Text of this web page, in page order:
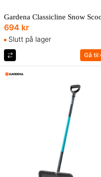
Gardena Classicline Snow
694 kr
Slutt på lager
Gå til